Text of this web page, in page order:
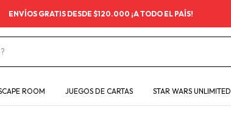
ENVÍOS GRATIS DESDE $120.000 ¡A TODO EL PAÍS!
ROOM JUEGOS DE CARTAS STAR WARS UNLIMITED